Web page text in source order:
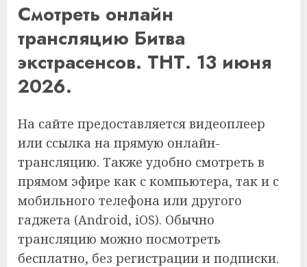
Смотреть онлайн
трансляцию Битва
экстрасенсов. ТНТ. 13 июня
2026.
На сайте предоставляется видеоплеер
или ссылка на прямую онлайн-
трансляцию. Также удобно смотреть в
прямом эфире как с компьютера, так и с
мобильного телефона или другого
гаджета (Android, iOS). Обычно
трансляцию можно посмотреть
бесплатно, без регистрации и подписки.